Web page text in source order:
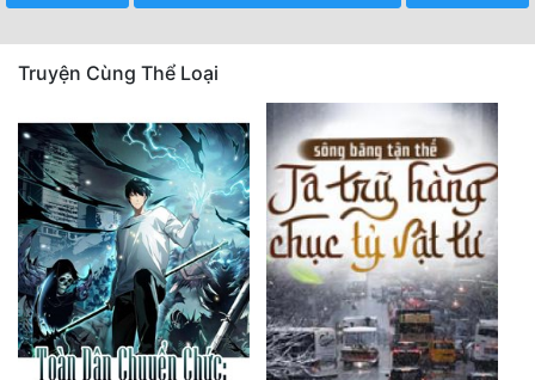
Ngược
Nữ Cường
Nữ Phụ
Phong Thủy - Tâm Linh
Phương Tây
Phản Phái
Quan Trường
Truyện Cùng Thể Loại